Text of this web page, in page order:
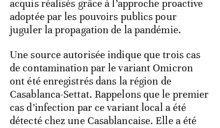
acquis réalisés grâce à l’approche proactive
adoptée par les pouvoirs publics pour
juguler la propagation de la pandémie.
Une source autorisée indique que trois cas
de contamination par le variant Omicron
ont été enregistrés dans la région de
Casablanca-Settat. Rappelons que le premier
cas d’infection par ce variant local a été
détecté chez une Casablancaise. Elle a été